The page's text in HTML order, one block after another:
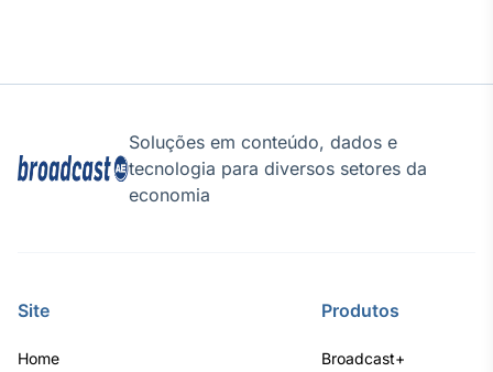
conteúdos
Broadcast
Fundos
Soluções em conteúdo, dados e
tecnologia para diversos setores da
economia
Site
Home
Produtos
Broadcast+